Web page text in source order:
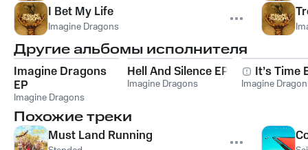
I Bet My Life
Imagine Dragons
Другие альбомы исполнителя
Imagine Dragons
EP
Imagine Dragons
Hell And Silence EP
Imagine Dragons
It’s Time
Imagine
Похожие треки
Must Land Running